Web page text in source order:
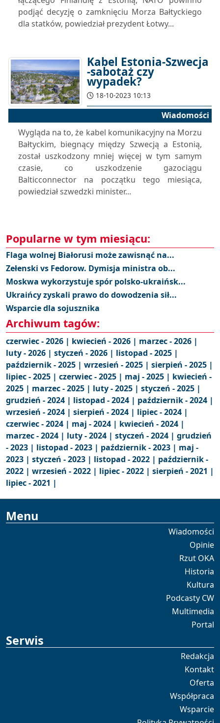
podjąć decyzję o zamknięciu Morza Bałtyckiego
dla statków, powiedział prezydent Łotwy...
Kabel Estonia-Szwecja
-sabotaż czy
wypadek?
18-10-2023 10:13
Wiadomości
Wygląda na to, że kabel komunikacyjny na Morzu
Bałtyckim, biegnący między Szwecją a Estonią,
został uszkodzony mniej więcej w tym samym
czasie, co uszkodzenie gazociągu
Balticconnector na początku tego miesiąca,
powiedział szwedzki minister...
Popularne w tym miesiącu:
Flaga wolnej Białorusi może zawisnąć na...
Zełenski vs Fedorow. Dymisja ministra ob...
Moskwa wykorzystuje spór polsko-ukraińsk...
Ukraińcy zyskali prawo do dowodzenia sił...
Wsparcie dla sojusznika
Archiwum tagów:
czerwiec - 2026 | kwiecień - 2026 | marzec - 2026 |
luty - 2026 | styczeń - 2026 | listopad - 2025 |
październik - 2025 | wrzesień - 2025 | sierpień - 2025 |
lipiec - 2025 | czerwiec - 2025 | maj - 2025 | kwiecień -
2025 | marzec - 2025 | luty - 2025 | styczeń - 2025 |
grudzień - 2024 | listopad - 2024 | październik - 2024 |
wrzesień - 2024 | sierpień - 2024 | lipiec - 2024 |
czerwiec - 2024 | maj - 2024 | kwiecień - 2024 |
marzec - 2024 | luty - 2024 | styczeń - 2024 | grudzień
- 2023 | listopad - 2023 | październik - 2023 | maj -
2023 | styczeń - 2023 | listopad - 2022 | październik -
2022 | wrzesień - 2022 | lipiec - 2022 | sierpień - 2021 |
lipiec - 2021 |
Menu
Wiadomości
Opinie
Rzut OKA
Historia
Kultura
Podcasty CW
Multimedia
Portal
Serwis
Redakcja
Kontakt
Oferta
Współpraca
Wsparcie